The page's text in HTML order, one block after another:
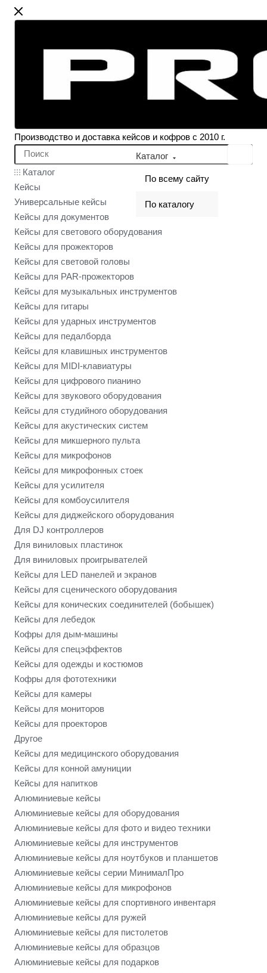
Производство и доставка кейсов и кофров с 2010 г.
Каталог
По всему сайту
По каталогу
Каталог
Кейсы
Универсальные кейсы
Кейсы для документов
Кейсы для светового оборудования
Кейсы для прожекторов
Кейсы для световой головы
Кейсы для PAR-прожекторов
Кейсы для музыкальных инструментов
Кейсы для гитары
Кейсы для ударных инструментов
Кейсы для педалборда
Кейсы для клавишных инструментов
Кейсы для MIDI-клавиатуры
Кейсы для цифрового пианино
Кейсы для звукового оборудования
Кейсы для студийного оборудования
Кейсы для акустических систем
Кейсы для микшерного пульта
Кейсы для микрофонов
Кейсы для микрофонных стоек
Кейсы для усилителя
Кейсы для комбоусилителя
Кейсы для диджейского оборудования
Для DJ контроллеров
Для виниловых пластинок
Для виниловых проигрывателей
Кейсы для LED панелей и экранов
Кейсы для сценического оборудования
Кейсы для конических соединителей (бобышек)
Кейсы для лебедок
Кофры для дым-машины
Кейсы для спецэффектов
Кейсы для одежды и костюмов
Кофры для фототехники
Кейсы для камеры
Кейсы для мониторов
Кейсы для проекторов
Другое
Кейсы для медицинского оборудования
Кейсы для конной амуниции
Кейсы для напитков
Алюминиевые кейсы
Алюминиевые кейсы для оборудования
Алюминиевые кейсы для фото и видео техники
Алюминиевые кейсы для инструментов
Алюминиевые кейсы для ноутбуков и планшетов
Алюминиевые кейсы серии МинималПро
Алюминиевые кейсы для микрофонов
Алюминиевые кейсы для спортивного инвентаря
Алюминиевые кейсы для ружей
Алюминиевые кейсы для пистолетов
Алюминиевые кейсы для образцов
Алюминиевые кейсы для подарков